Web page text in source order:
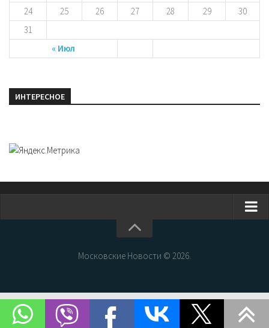
« Июл
24
25 26 27 28 29
30
31
ИНТЕРЕСНОЕ
Новости Москвы
Интересные места Москвы
Факты о Москве
Московские Новости © 2026.